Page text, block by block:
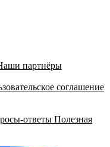
партнёры
соглашение
ответы Полезная